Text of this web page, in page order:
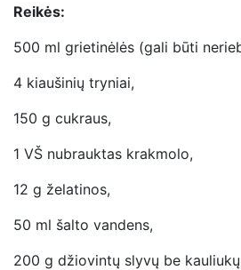
Reikės:
500 ml grietinėlės (gali būti
4 kiaušinių tryniai,
150 g cukraus,
1 VŠ nubrauktas krakmolo,
12 g želatinos,
50 ml šalto vandens,
200 g džiovintų slyvų be